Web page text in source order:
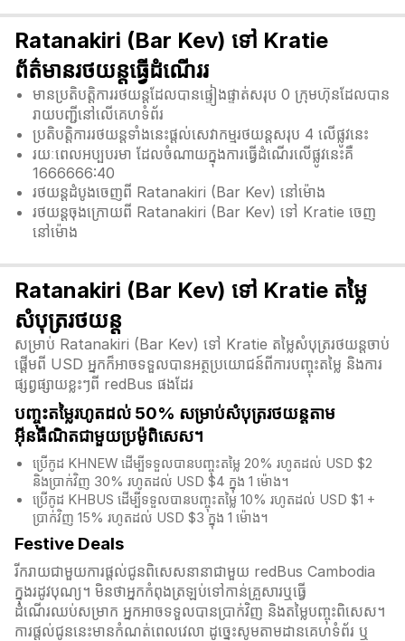
Ratanakiri (Bar Kev) ទៅ Kratie
ព័ត៌មានរថយន្តធ្វើដំណើររ
មានប្រតិបត្តិការរថយន្តដែលបានផ្ទៀងផ្ទាត់សរុប 0 ក្រុមហ៊ុនដែលបាន
រាយបញ្ជីនៅលើគេហទំព័រ
ប្រតិបត្តិការរថយន្តទាំងនេះផ្តល់សេវាកម្មរថយន្តសរុប 4 លើផ្លូវនេះ
រយៈពេលអប្បបរមា ដែលចំណាយក្នុងការធ្វើដំណើរលើផ្លូវនេះគឺ
1666666:40
រថយន្តដំបូងចេញពី Ratanakiri (Bar Kev) នៅម៉ោង
រថយន្តចុងក្រោយពី Ratanakiri (Bar Kev) ទៅ Kratie ចេញ
នៅម៉ោង
Ratanakiri (Bar Kev) ទៅ Kratie តម្លៃ
សំបុត្ររថយន្ត
សម្រាប់ Ratanakiri (Bar Kev) ទៅ Kratie តម្លៃសំបុត្ររថយន្តចាប់
ផ្តើមពី USD អ្នកក៏អាចទទួលបានអត្ថប្រយោជន៍ពីការបញ្ចុះតម្លៃ និងការ
ផ្សព្វផ្សាយខ្លះៗពី redBus ផងដែរ
បញ្ចុះតម្លៃរហូតដល់ 50% សម្រាប់សំបុត្ររថយន្តតាម
អ៊ីនធឺណិតជាមួយប្រម៉ូពិសេស។
ប្រើកូដ KHNEW ដើម្បីទទួលបានបញ្ចុះតម្លៃ 20% រហូតដល់ USD $2
និងប្រាក់វិញ 30% រហូតដល់ USD $4 ក្នុង 1 ម៉ោង។
ប្រើកូដ KHBUS ដើម្បីទទួលបានបញ្ចុះតម្លៃ 10% រហូតដល់ USD $1 +
ប្រាក់វិញ 15% រហូតដល់ USD $3 ក្នុង 1 ម៉ោង។
Festive Deals
រីករាយជាមួយការផ្តល់ជូនពិសេសនានាជាមួយ redBus Cambodia
ក្នុងរដូវបុណ្យ។ មិនថាអ្នកកំពុងត្រឡប់ទៅកាន់គ្រួសារឬធ្វើ
ដំណើរឈប់សម្រាក អ្នកអាចទទួលបានប្រាក់វិញ និងតម្លៃបញ្ចុះពិសេស។
ការផ្តល់ជូននេះមានកំណត់ពេលវេលា ដូច្នេះសូមតាមដានគេហទំព័រ ឬ